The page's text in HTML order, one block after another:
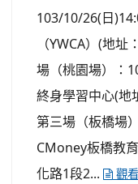
103/10/26(日
（YWCA）(地
場（桃園場）：
終身學習中心(地
第三場（板橋場
CMoney板橋教
化路1段2...
觀